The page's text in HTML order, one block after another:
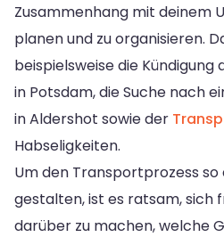
Zusammenhang mit deinem
planen und zu organisieren.
beispielsweise die
in Potsdam, die Suche nach
in Aldershot sowie der
Habseligkeiten.
Um den Transportprozess
gestalten, ist es ratsam, sich
darüber zu machen, welche